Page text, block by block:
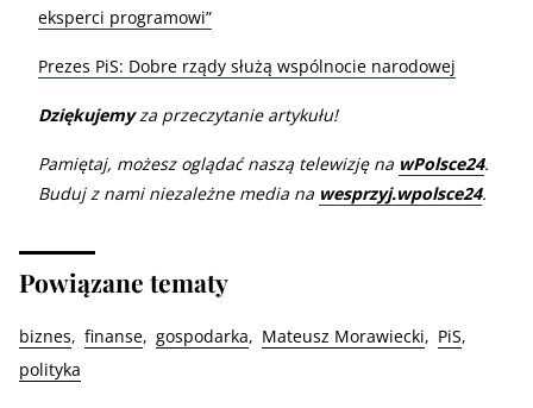
eksperci programowi”
Prezes PiS: Dobre rządy służą wspólnocie narodowej
Dziękujemyza przeczytanie artykułu!
Pamiętaj, możesz oglądać naszą telewizję na wPolsce24.
Buduj z nami niezależne media na wesprzyj.wpolsce24.
Powiązane tematy
biznes finanse gospodarka Mateusz Morawiecki
PiS
polityka